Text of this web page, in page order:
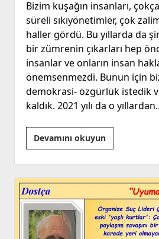
Bizim kuşağın insanları,
süreli sıkıyönetimler, çok
haller gördü. Bu yıllarda da
bir zümrenin çıkarları hep
insanlar ve onların insan
önemsenmezdi. Bunun için
demokrasi- özgürlük istedik
kaldık. 2021 yılı da o
Devamını okuyunYeni
Bir
Yıla
Girerken